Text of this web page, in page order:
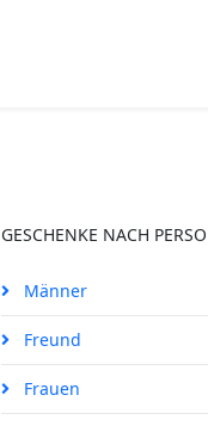
GESCHENKE NACH
Männer
Freund
Frauen